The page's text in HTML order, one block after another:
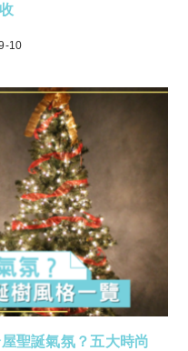
10
聖誕氣氛？五大時尚